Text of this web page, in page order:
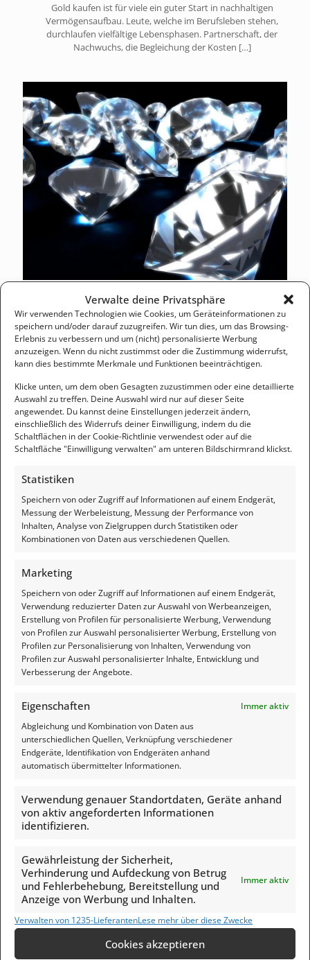
Verwalte deine Privatsphäre
Wir verwenden Technologien wie Cookies, um Geräteinformationen zu
speichern und/oder darauf zuzugreifen. Wir tun dies, um das Browsing-
Erlebnis zu verbessern und um (nicht) personalisierte Werbung
anzuzeigen. Wenn du nicht zustimmst oder die Zustimmung widerrufst,
kann dies bestimmte Merkmale und Funktionen beeinträchtigen.
Klicke unten, um dem oben Gesagten zuzustimmen oder eine detaillierte
Auswahl zu treffen. Deine Auswahl wird nur auf dieser Seite
angewendet. Du kannst deine Einstellungen jederzeit ändern,
einschließlich des Widerrufs deiner Einwilligung, indem du die
Schaltflächen in der Cookie-Richtlinie verwendest oder auf die
Schaltfläche "Einwilligung verwalten" am unteren Bildschirmrand klickst.
Statistiken
Speichern von oder Zugriff auf Informationen auf einem Endgerät,
Messung der Werbeleistung, Messung der Performance von
Inhalten, Analyse von Zielgruppen durch Statistiken oder
Kombinationen von Daten aus verschiedenen Quellen.
Marketing
Speichern von oder Zugriff auf Informationen auf einem Endgerät,
Verwendung reduzierter Daten zur Auswahl von Werbeanzeigen,
Erstellung von Profilen für personalisierte Werbung, Verwendung
von Profilen zur Auswahl personalisierter Werbung, Erstellung von
Profilen zur Personalisierung von Inhalten, Verwendung von
Profilen zur Auswahl personalisierter Inhalte, Entwicklung und
Verbesserung der Angebote.
Eigenschaften
Immer aktiv
Abgleichung und Kombination von Daten aus
unterschiedlichen Quellen, Verknüpfung verschiedener
Endgeräte, Identifikation von Endgeräten anhand
automatisch übermittelter Informationen.
Verwendung genauer Standortdaten, Geräte anhand
von aktiv angeforderten Informationen
identifizieren.
Gewährleistung der Sicherheit,
Verhinderung und Aufdeckung von Betrug
und Fehlerbehebung, Bereitstellung und
Anzeige von Werbung und Inhalten.
Immer aktiv
Verwalten von 1235-LieferantenLese mehr über diese Zwecke
Cookies akzeptieren
Gold kaufen ist für viele ein guter Start in nachhaltigen
Vermögensaufbau. Leute, welche im Berufsleben stehen,
durchlaufen vielfältige Lebensphasen. Partnerschaft, der
Nachwuchs, die Begleichung der Kosten […]
Michael Sielmon März 19, 2019
Die Entstehung und Bedeutung von
Diamanten
Ein Diamant ist unvergänglich, so spricht der Volksmund.
Und fürwahr ist es auch so, denn Diamanten gehören zu den
festesten Materialien, die wir kennen. Sie sind[…]
Rechtliches
Datenschutzerklärung
Haftungsausschluss
Pressecodex
Cookie-Richtlinie (EU)
Google Rezensionen
Solide Werte | Aufklärung zum
4.9
Basierend auf 74 Bewertungen
powered by
Friedrich Jung
Ja hallo Michael; gerne komme ich